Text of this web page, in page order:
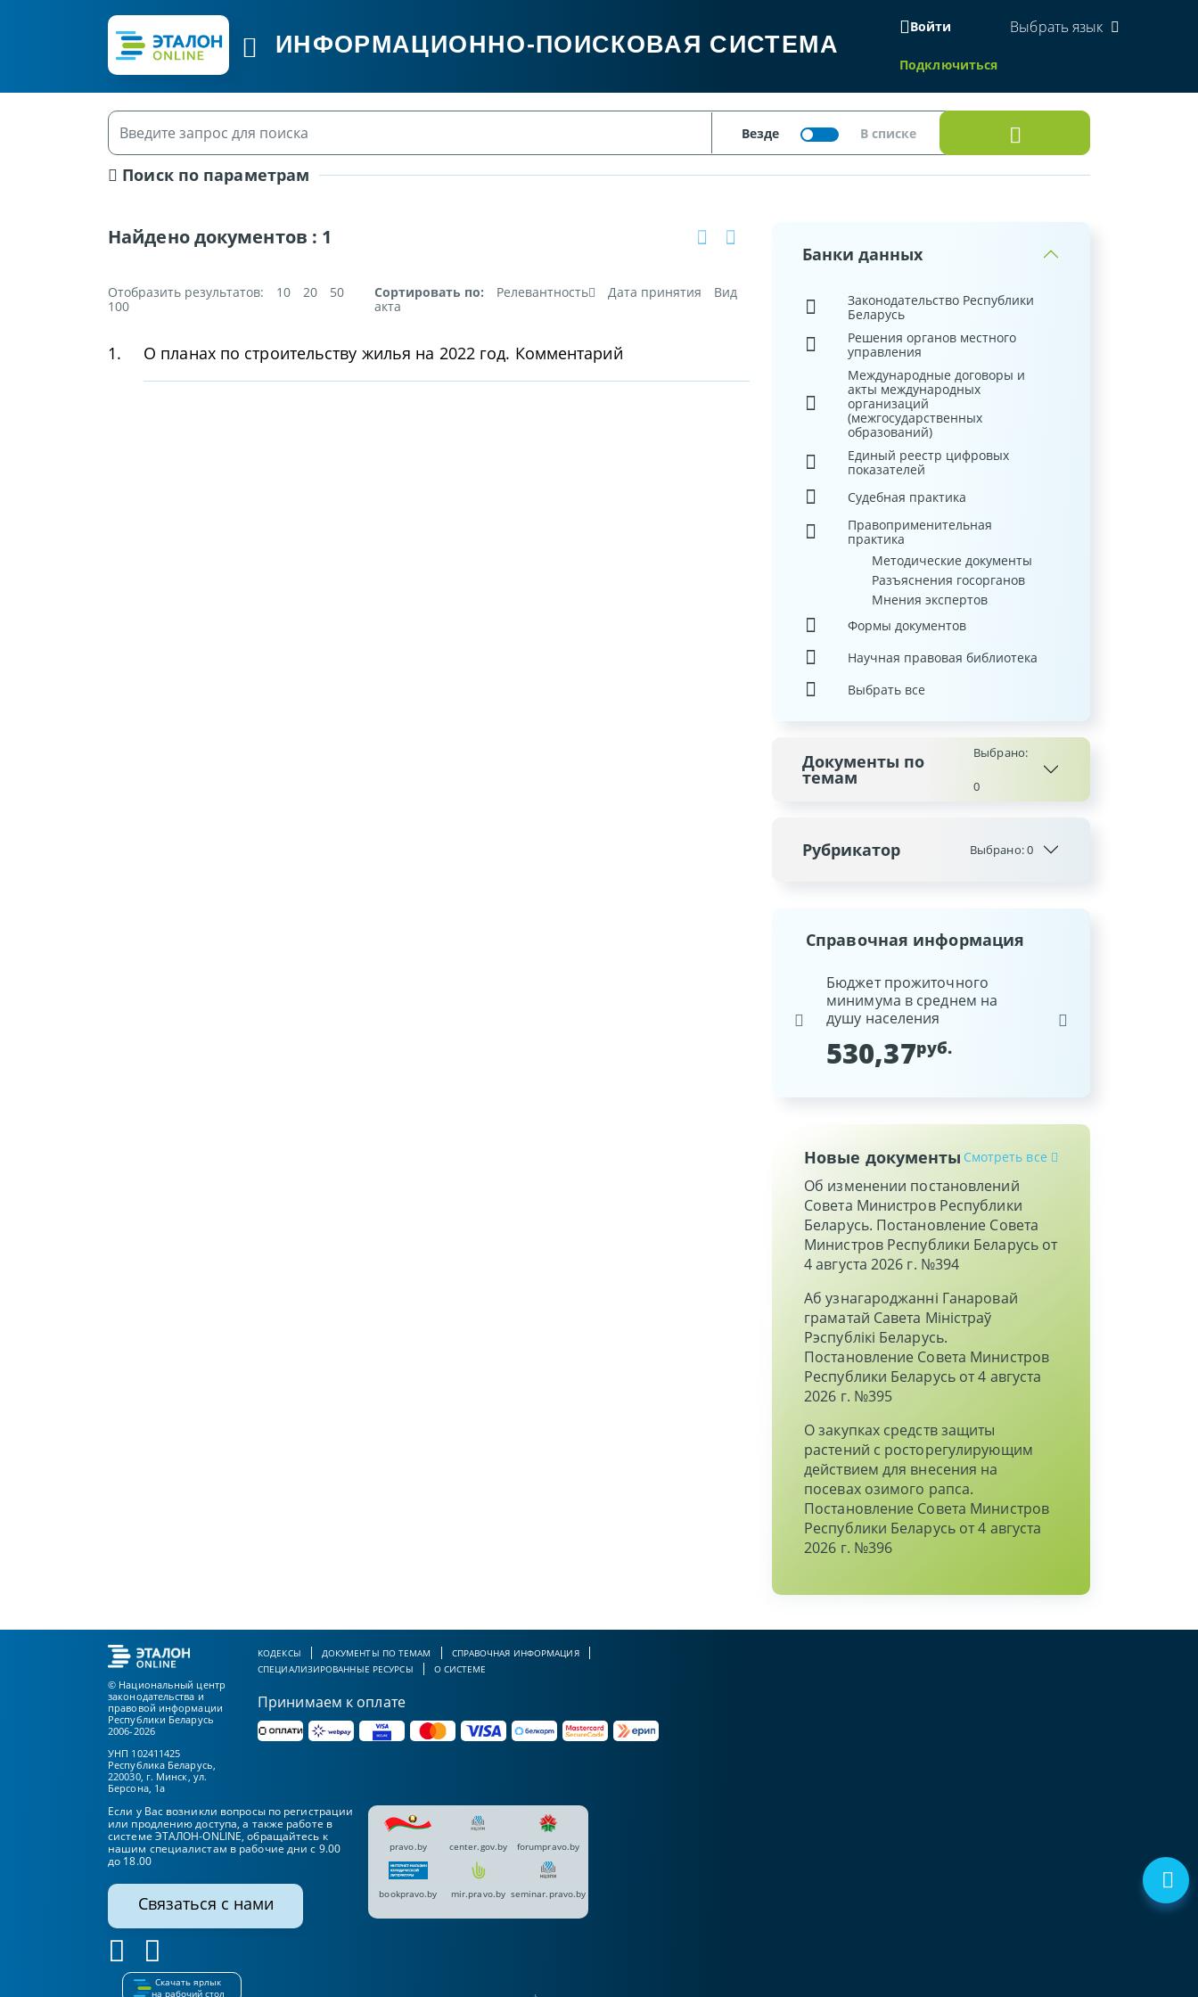
ИНФОРМАЦИОННО-ПОИСКОВАЯ СИСТЕМА
Войти
Подключиться
Выбрать язык
Поиск по параметрам
Найдено документов : 1
Отобразить результатов: 10 20
50
100
Сортировать по: Релевантность Дата принятия
Вид
акта
1. О планах по строительству жилья на 2022 год. Комментарий
Банки данных
Законодательство Республики
Беларусь
Решения органов местного
управления
Международные договоры и
акты международных
организаций
(межгосударственных
образований)
Единый реестр цифровых
показателей
Судебная практика
Правоприменительная
практика
Методические документы
Разъяснения госорганов
Мнения экспертов
Формы документов
Научная правовая библиотека
Выбрать все
Документы по
темам
Выбрано:
0
Рубрикатор Выбрано:0
Справочная информация
Бюджет прожиточного
минимума в среднем на
душу населения
530,37руб.
Республики Беларусь
Новые документы Смотреть все
Об изменении постановлений
Совета Министров Республики
Беларусь. Постановление Совета
Министров Республики Беларусь от
4 августа 2026 г. №394
Аб узнагароджаннi Ганаровай
граматай Савета Мiнiстраў
Рэспублiкi Беларусь.
Постановление Совета Министров
Республики Беларусь от 4 августа
2026 г. №395
О закупках средств защиты
растений с росторегулирующим
действием для внесения на
посевах озимого рапса.
Постановление Совета Министров
Республики Беларусь от 4 августа
2026 г. №396
© Национальный центр
законодательства и
правовой информации
Республики Беларусь
2006-2026
УНП 102411425
Республика Беларусь,
220030, г. Минск, ул.
Берсона, 1а
КОДЕКСЫ ДОКУМЕНТЫ ПО ТЕМАМ
СПРАВОЧНАЯ ИНФОРМАЦИЯ
СПЕЦИАЛИЗИРОВАННЫЕ РЕСУРСЫ
О СИСТЕМЕ
Принимаем к оплате
Если у Вас возникли вопросы по регистрации
или продлению доступа, а также работе в
системе ЭТАЛОН-ONLINE, обращайтесь к
нашим специалистам в рабочие дни с 9.00
до 18.00
Связаться с нами
Скачать ярлык
на рабочий стол
pravo.by center.gov.by forumpravo.by
bookpravo.by mir.pravo.by seminar.pravo.by